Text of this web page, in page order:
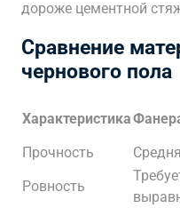
дороже цементной
Сравнение
чернового пола
Характеристика
Прочность
Ровность